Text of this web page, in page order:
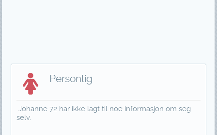
Personlig
Johanne 72 har ikke lagt til noe informasjon om seg
selv.